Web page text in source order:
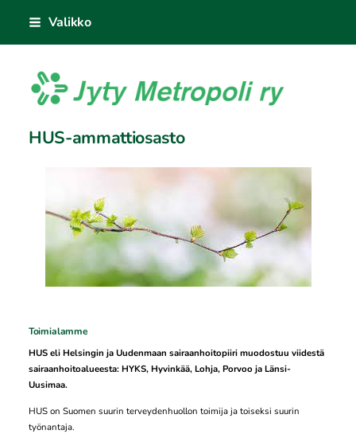
sisältöön
Valikko
Jyty Metropoli ry
HUS-ammattiosasto
Toimialamme
HUS eli Helsingin ja Uudenmaan sairaanhoitopiiri muodostuu viidestä
sairaanhoitoalueesta: HYKS, Hyvinkää, Lohja, Porvoo ja Länsi-
Uusimaa.
HUS on Suomen suurin terveydenhuollon toimija ja toiseksi suurin
työnantaja.